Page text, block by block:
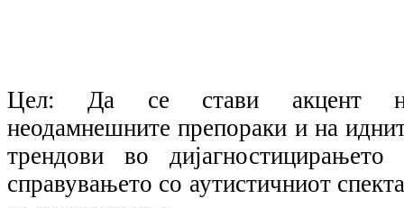
Цел: Да се стави акцент
неодамнешните препораки и на
трендови во дијагностицирањетo
справувањето со аутистичниот